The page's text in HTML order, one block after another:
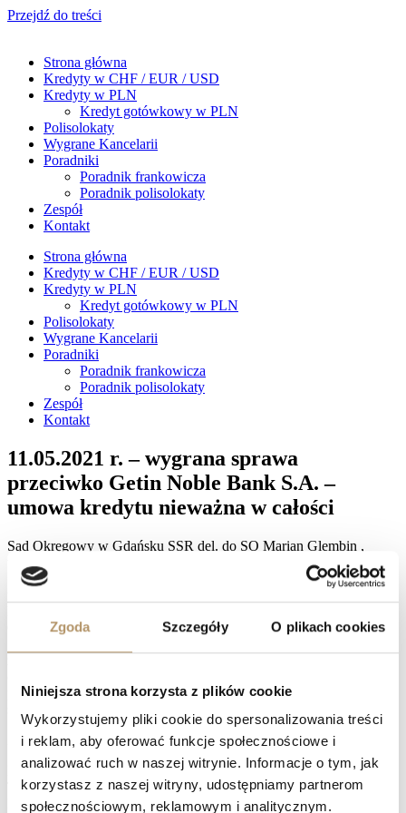
Zgoda Szczegóły O plikach cookies
Niniejsza strona korzysta z plików cookie
Wykorzystujemy pliki cookie do spersonalizowania treści
i reklam, aby oferować funkcje społecznościowe i
analizować ruch w naszej witrynie. Informacje o tym, jak
korzystasz z naszej witryny, udostępniamy partnerom
społecznościowym, reklamowym i analitycznym.
Przejdź do treści
Strona główna
Kredyty w CHF / EUR / USD
Kredyty w PLN
Kredyt gotówkowy w PLN
Polisolokaty
Wygrane Kancelarii
Poradniki
Poradnik frankowicza
Poradnik polisolokaty
Zespół
Kontakt
Strona główna
Kredyty w CHF / EUR / USD
Kredyty w PLN
Kredyt gotówkowy w PLN
Polisolokaty
Wygrane Kancelarii
Poradniki
Poradnik frankowicza
Poradnik polisolokaty
Zespół
Kontakt
11.05.2021 r. – wygrana sprawa
przeciwko Getin Noble Bank S.A. –
umowa kredytu nieważna w całości
Sąd Okręgowy w Gdańsku SSR del. do SO Marian Glembin ,
wyrokiem z dnia 11 maja 2021 roku , w sprawie o sygn. akt: XV C
1189/19 , ustalił , że umowa o kredyt hipoteczny z 2007 r. zawarta
Getin Noble Bank w Warszawie na rzecz powoda kwotę 241413
pozostawiając ich szczegółowe wyliczenie referendarzowi
Zdaniem Sądu umowa kredytu jest nieważna.
Facebook
Twitter
LinkedIn